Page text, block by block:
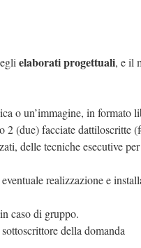
elaborati progettuali, e il
o un’immagine, in formato
2 (due) facciate dattiloscritte
delletecniche esecutive
eventuale realizzazione e
caso di gruppo.
della domanda